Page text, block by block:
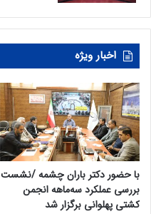
اخبار ویژه
با حضور دکتر باران چشمه /نشست
بررسی عملکرد سه‌ماهه انجمن
کشتی پهلوانی برگزار شد